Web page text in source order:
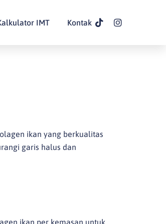
IMT Kontak
ikan yang berkualitas
garis halus dan
ikan per kemasan untuk